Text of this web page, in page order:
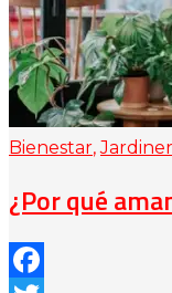
Bienestar,
¿Por qué